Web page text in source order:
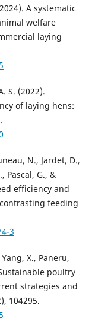
A systematic
welfare
laying
S. (2022).
of laying hens:
N., Jardet, D.,
Pascal, G., &
efficiency and
feeding
3
X., Paneru,
poultry
strategies and
104295.